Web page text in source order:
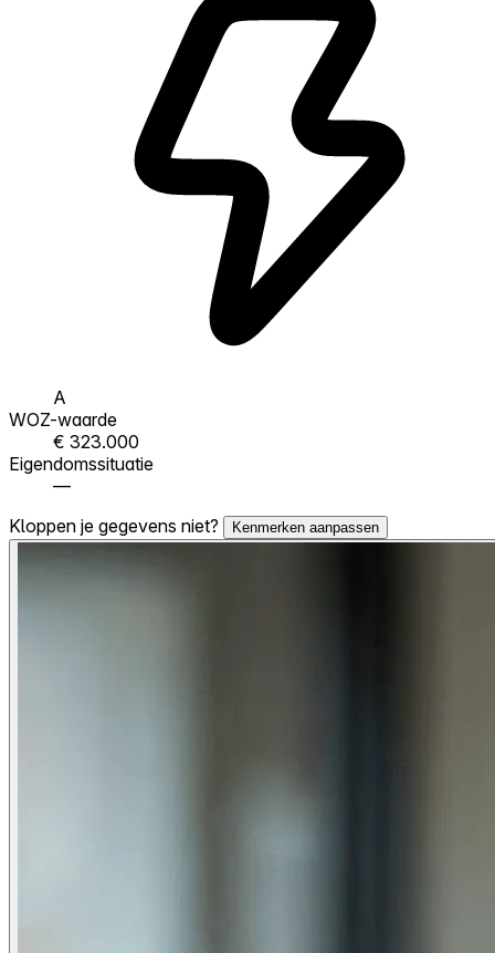
A
WOZ-waarde
€ 323.000
Eigendomssituatie
—
Kloppen je gegevens niet?
Kenmerken aanpassen